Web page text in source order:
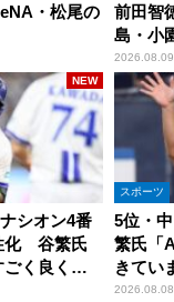
・松尾の
前田智
島・小
2026.08.09
シオン4番
化 谷繁氏
ごく良くな
NEW
スポーツ
5位・
繁氏「
きてい
2026.08.08